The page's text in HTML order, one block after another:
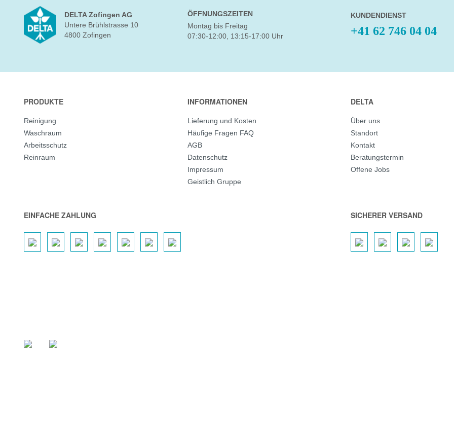
DELTA Zofingen AG
Untere Brühlstrasse 10
4800 Zofingen
ÖFFNUNGSZEITEN
Montag bis Freitag
07:30-12:00, 13:15-17:00 Uhr
KUNDENDIENST
+41 62 746 04 04
PRODUKTE
Reinigung
Waschraum
Arbeitsschutz
Reinraum
INFORMATIONEN
Lieferung und Kosten
Häufige Fragen FAQ
AGB
Datenschutz
Impressum
Geistlich Gruppe
DELTA
Über uns
Standort
Kontakt
Beratungstermin
Offene Jobs
EINFACHE ZAHLUNG SICHERER VERSAND